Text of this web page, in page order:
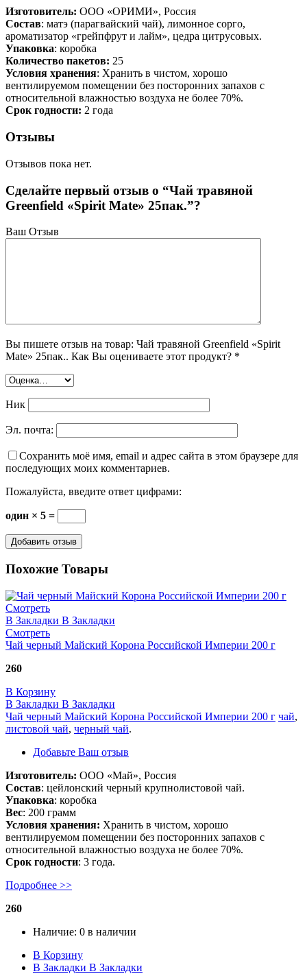
Изготовитель: ООО «ОРИМИ», Россия
Состав: матэ (парагвайский чай), лимонное сорго,
ароматизатор «грейпфрут и лайм», цедра цитрусовых.
Упаковка: коробка
Количество пакетов: 25
Условия хранения: Хранить в чистом, хорошо
вентилируемом помещении без посторонних запахов с
относительной влажностью воздуха не более 70%.
Срок годности: 2 года
Отзывы
Отзывов пока нет.
Сделайте первый отзыв о “Чай травяной
Greenfield «Spirit Mate» 25пак.”?
Ваш Отзыв
Вы пишете отзыв на товар: Чай травяной Greenfield «Spirit
Mate» 25пак.. Как Вы оцениваете этот продукт? *
Ник
Эл. почта:
Сохранить моё имя, email и адрес сайта в этом браузере для
последующих моих комментариев.
Пожалуйста, введите ответ цифрами:
один × 5 =
Похожие Товары
Смотреть
В Закладки В Закладки
Смотреть
Чай черный Майский Корона Российской Империи 200 г
260
В Корзину
В Закладки В Закладки
Чай черный Майский Корона Российской Империи 200 г чай,
листовой чай, черный чай.
Добавьте Ваш отзыв
Изготовитель: ООО «Май», Россия
Состав: цейлонский черный крупнолистовой чай.
Упаковка: коробка
Вес: 200 грамм
Условия хранения: Хранить в чистом, хорошо
вентилируемом помещении без посторонних запахов с
относительной влажностью воздуха не более 70%.
Срок годности: 3 года.
Подробнее >>
260
Наличие: 0 в наличии
В Корзину
В Закладки В Закладки